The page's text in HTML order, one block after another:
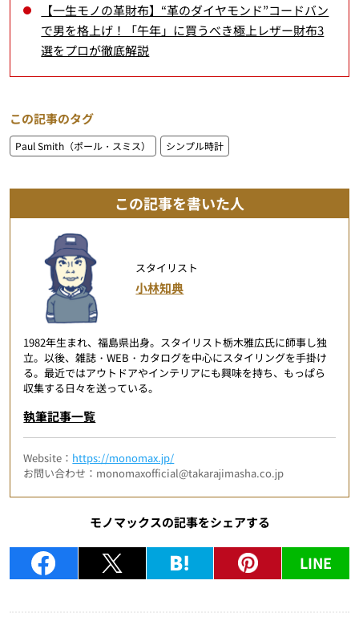
【一生モノの革財布】“革のダイヤモンド”コードバン
で男を格上げ！「午年」に買うべき極上レザー財布3
選をプロが徹底解説
この記事のタグ
Paul Smith（ポール・スミス） シンプル時計
この記事を書いた人
スタイリスト
小林知典
1982年生まれ、福島県出身。スタイリスト栃木雅広氏に師事し独
立。以後、雑誌・WEB・カタログを中心にスタイリングを手掛け
る。最近ではアウトドアやインテリアにも興味を持ち、もっぱら
収集する日々を送っている。
執筆記事一覧
Website： https://monomax.jp/
お問い合わせ：monomaxofficial@takarajimasha.co.jp
モノマックスの記事をシェアする
LINE